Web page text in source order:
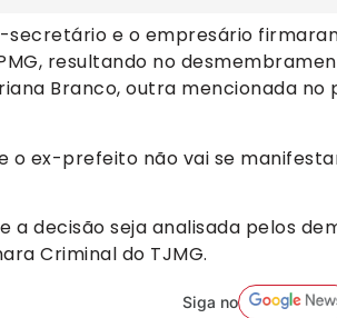
e o empresário
resultando no
Branco, outra mencionada no
o ex-prefeito não vai se
decisão seja analisada pelos
Criminal do TJMG.
Siga no